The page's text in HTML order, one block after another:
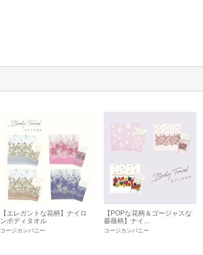
【エレガントな花柄】ナイロ
ンボディタオル
コージカンパニー
【POPな花柄＆ゴージャスな
薔薇柄】ナイ...
コージカンパニー